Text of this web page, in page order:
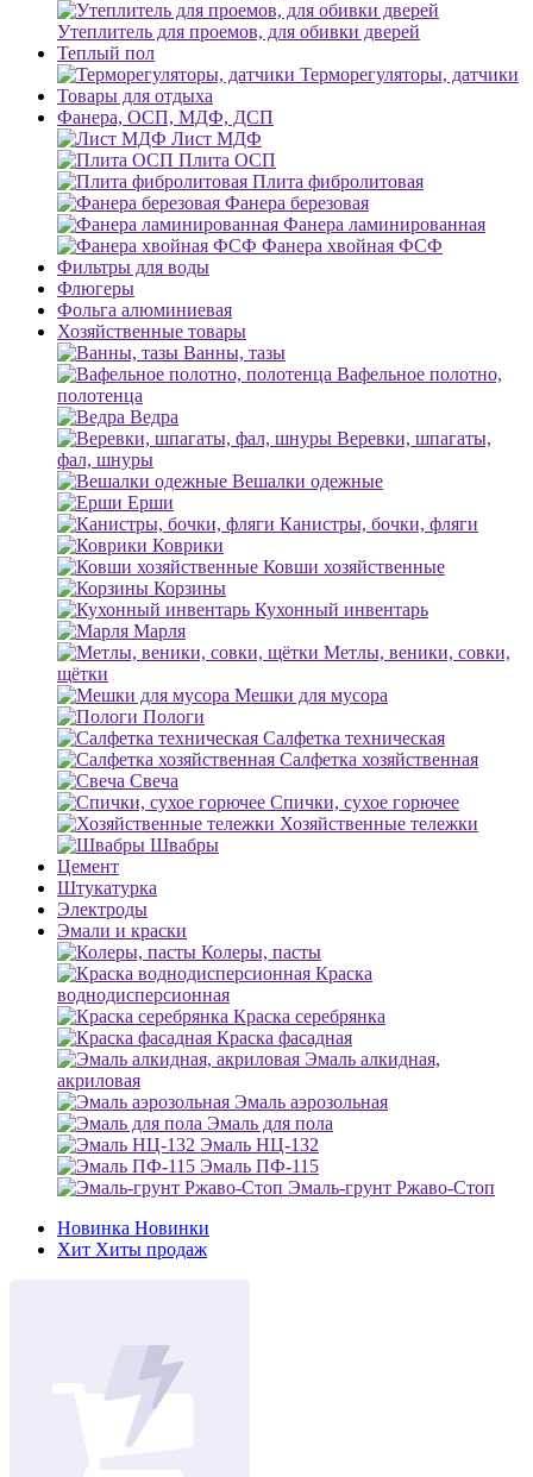
Утеплитель для проемов, для обивки дверей
Теплый пол
Терморегуляторы, датчики
Товары для отдыха
Фанера, ОСП, МДФ, ДСП
Лист МДФ
Плита ОСП
Плита фибролитовая
Фанера березовая
Фанера ламинированная
Фанера хвойная ФСФ
Фильтры для воды
Флюгеры
Фольга алюминиевая
Хозяйственные товары
Ванны, тазы
Вафельное полотно,
полотенца
Ведра
Веревки, шпагаты,
фал, шнуры
Вешалки одежные
Ерши
Канистры, бочки, фляги
Коврики
Ковши хозяйственные
Корзины
Кухонный инвентарь
Марля
Метлы, веники, совки,
щётки
Мешки для мусора
Пологи
Салфетка техническая
Салфетка хозяйственная
Свеча
Спички, сухое горючее
Хозяйственные тележки
Швабры
Цемент
Штукатурка
Электроды
Эмали и краски
Колеры, пасты
Краска
воднодисперсионная
Краска серебрянка
Краска фасадная
Эмаль алкидная,
акриловая
Эмаль аэрозольная
Эмаль для пола
Эмаль НЦ-132
Эмаль ПФ-115
Эмаль-грунт Ржаво-Стоп
Новинка Новинки
Хит Хиты продаж